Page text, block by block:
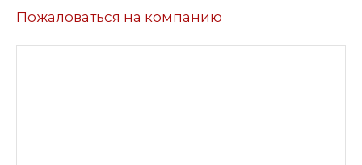
Пожаловаться на компанию